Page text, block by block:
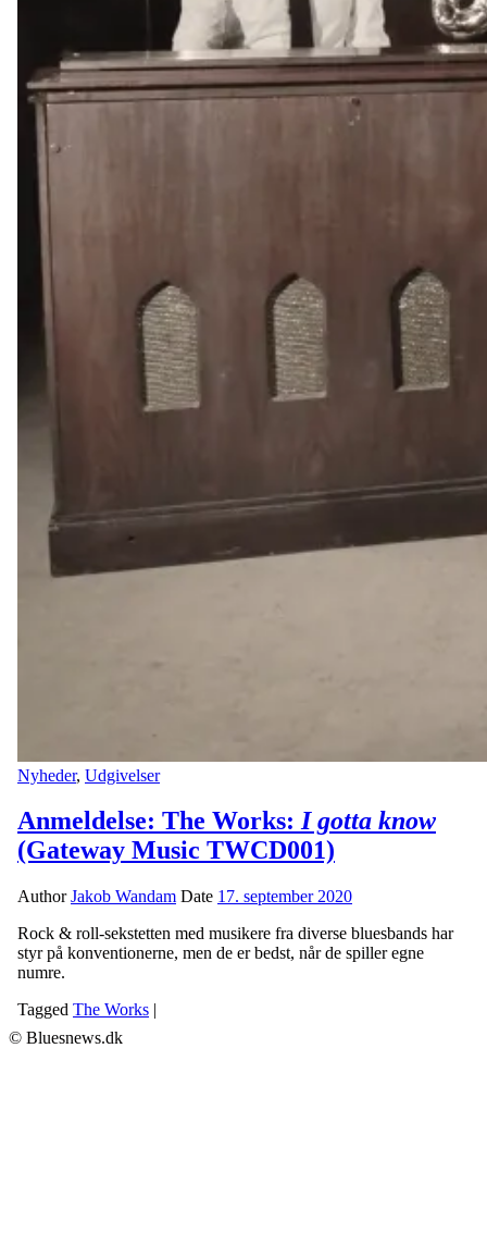
Nyheder, Udgivelser
Anmeldelse: The Works:I gotta know
(Gateway Music TWCD001)
AuthorJakob Wandam Date 17. september 2020
Rock & roll-sekstetten med musikere fra diverse bluesbands har
styr på konventionerne, men de er bedst, når de spiller egne
numre.
Tagged The Works |
© Bluesnews.dk